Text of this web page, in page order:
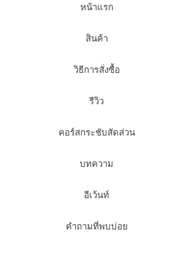
หน้าแรก
สินค้า
วิธีการสั่งซื้อ
รีวิว
คอร์สกระชับสัดส่วน
บทความ
อีเว้นท์
คำถามที่พบบ่อย